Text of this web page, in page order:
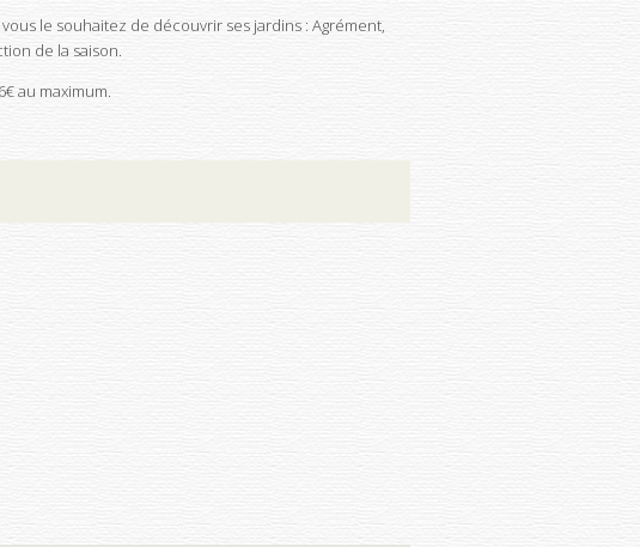
le souhaitez de découvrir ses jardins : Agrément,
de la saison.
au maximum.